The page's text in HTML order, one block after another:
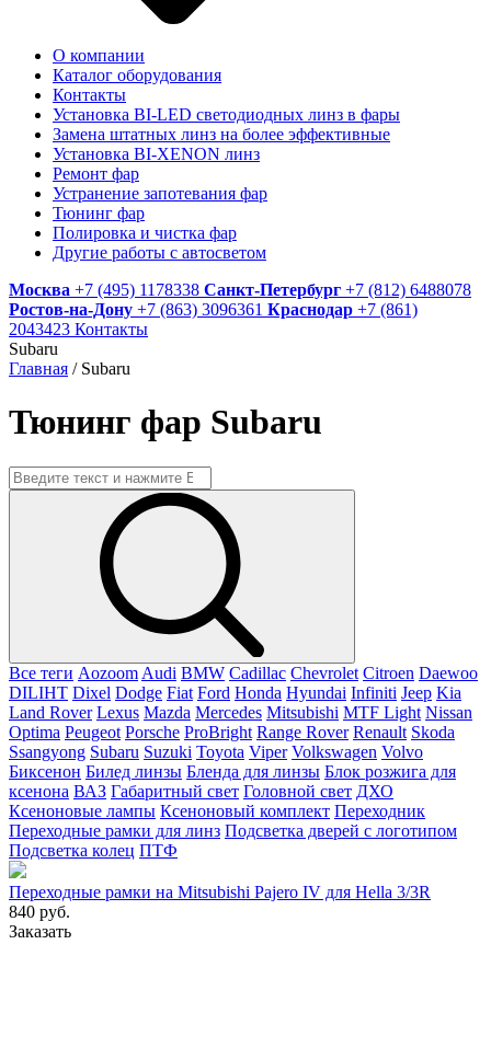
О компании
Каталог оборудования
Контакты
Установка BI-LED светодиодных линз в фары
Замена штатных линз на более эффективные
Установка BI-XENON линз
Ремонт фар
Устранение запотевания фар
Тюнинг фар
Полировка и чистка фар
Другие работы с автосветом
Москва +7 (495) 1178338 Санкт-Петербург +7 (812) 6488078
Ростов-на-Дону +7 (863) 3096361 Краснодар +7 (861)
2043423 Контакты
Subaru
Главная / Subaru
Тюнинг фар Subaru
Все теги Aozoom Audi BMW Cadillac Chevrolet Citroen Daewoo
DILIHT Dixel Dodge Fiat Ford Honda Hyundai Infiniti Jeep Kia
Land Rover Lexus Mazda Mercedes Mitsubishi MTF Light Nissan
Optima Peugeot Porsche ProBright Range Rover Renault Skoda
Ssangyong Subaru Suzuki Toyota Viper Volkswagen Volvo
Биксенон Билед линзы Бленда для линзы Блок розжига для
ксенона ВАЗ Габаритный свет Головной свет ДХО
Ксеноновые лампы Ксеноновый комплект Переходник
Переходные рамки для линз Подсветка дверей с логотипом
Подсветка колец ПТФ
Переходные рамки на Mitsubishi Pajero IV для Hella 3/3R
840 руб.
Заказать